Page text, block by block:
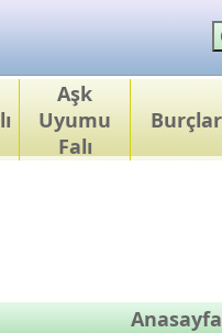
Aşk
Uyumu
Falı
Burçlar
Anasayfa